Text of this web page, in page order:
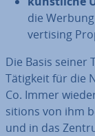
die
ver­ti­sing
Die Basis seiner
Tätigkeit für die
Co. Immer
si­ti­ons von ihm
und in das